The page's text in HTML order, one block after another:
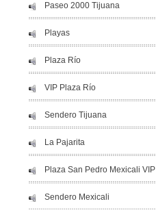
Paseo 2000 Tijuana
Playas
Plaza Río
VIP Plaza Río
Sendero Tijuana
La Pajarita
Plaza San Pedro Mexicali VIP
Sendero Mexicali